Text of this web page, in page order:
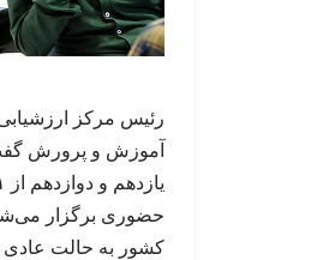
رئیس مرکز
آموزش و پرورش
حضوری برگزار
کشور به حالت عادی